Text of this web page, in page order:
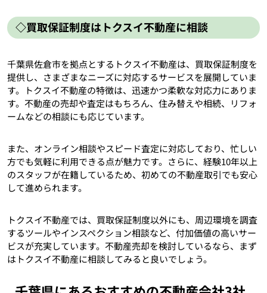
◇買取保証制度はトクスイ不動産に相談
千葉県佐倉市を拠点とするトクスイ不動産は、買取保証制度を
提供し、さまざまなニーズに対応するサービスを展開していま
す。トクスイ不動産の特徴は、迅速かつ柔軟な対応力にありま
す。不動産の売却や査定はもちろん、住み替えや相続、リフォ
ームなどの相談にも応じています。
また、オンライン相談やスピード査定に対応しており、忙しい
方でも気軽に利用できる点が魅力です。さらに、経験10年以上
のスタッフが在籍しているため、初めての不動産取引でも安心
して進められます。
トクスイ不動産では、買取保証制度以外にも、周辺環境を調査
するツールやインスペクション相談など、付加価値の高いサー
ビスが充実しています。不動産売却を検討しているなら、まず
はトクスイ不動産に相談してみると良いでしょう。